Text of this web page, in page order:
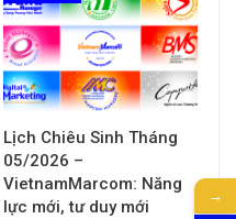
Lịch Chiêu Sinh Tháng
05/2026 –
VietnamMarcom: Năng
lực mới, tư duy mới
→